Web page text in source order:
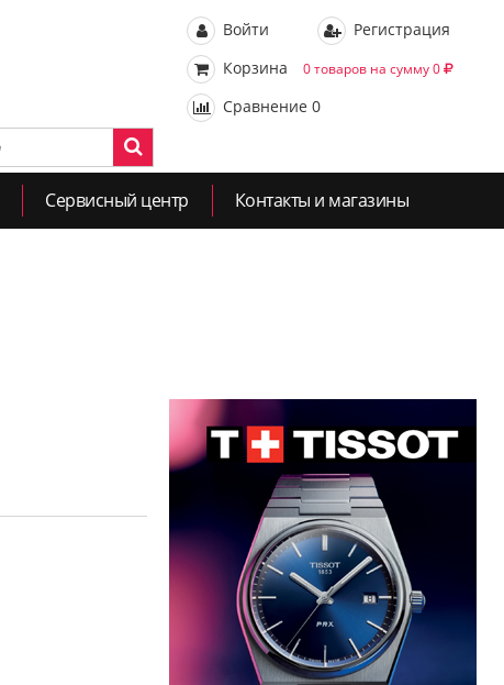
Войти
Регистрация
Корзина
0 товаров на сумму 0
Сравнение 0
Сервисный центр Контакты и магазины